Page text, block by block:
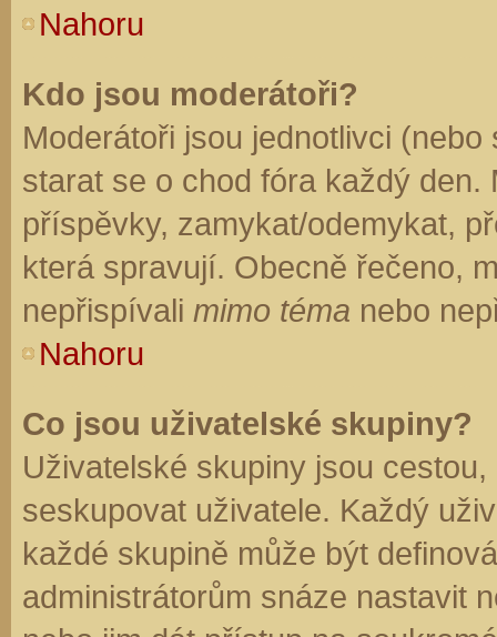
Nahoru
Kdo jsou moderátoři?
Moderátoři jsou jednotlivci
starat se o chod fóra každý
příspěvky, zamykat/odemykat,
která spravují. Obecně řečeno,
nepřispívali mimo téma nebo
Nahoru
Co jsou uživatelské skupiny?
Uživatelské skupiny jsou
seskupovat uživatele. Každý
každé skupině může být
administrátorům snáze nastavit